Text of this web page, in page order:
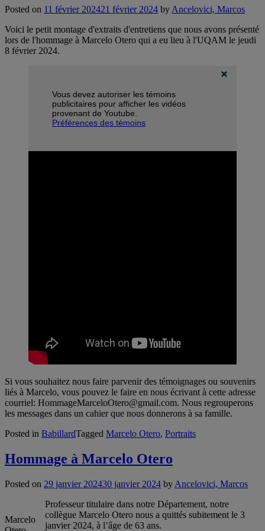
Posted on 11 février 202421 février 2024 by Ancelovici, Marcos
Voici le petit montage d'extraits d'entretiens que nous avons présenté
lors de l'hommage à Marcelo Otero qui a eu lieu à l'UQAM le jeudi
8 février 2024.
Vous devez autoriser les témoins
publicitaires pour afficher les vidéos
provenant de Youtube.
Préférences des témoins
Si vous souhaitez nous faire parvenir des témoignages ou souvenirs
liés à Marcelo, vous pouvez le faire en nous écrivant à cette adresse
courriel: HommageMarceloOtero@gmail.com. Nous regrouperons
les messages dans un cahier que nous donnerons à sa famille.
Posted in BabillardTagged Marcelo Otero, Portraits
Hommage à Marcelo Otero
Posted on 29 janvier 202430 janvier 2024 by Ancelovici, Marcos
Marcelo
Professeur titulaire dans notre Département, notre
collègue Marcelo Otero nous a quittés subitement le 3
janvier 2024, à l’âge de 63 ans.